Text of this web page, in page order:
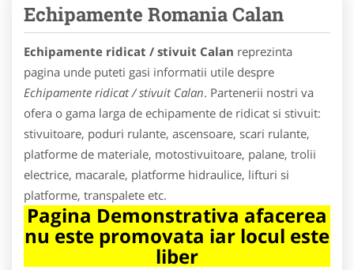
Echipamente Romania Calan
Echipamente ridicat / stivuit Calan reprezinta
pagina unde puteti gasi informatii utile despre
Echipamente ridicat / stivuit Calan. Partenerii nostri va
ofera o gama larga de echipamente de ridicat si stivuit:
stivuitoare, poduri rulante, ascensoare, scari rulante,
platforme de materiale, motostivuitoare, palane, trolii
electrice, macarale, platforme hidraulice, lifturi si
platforme, transpalete etc.
Pagina Demonstrativa afacerea
nu este promovata iar locul este
liber